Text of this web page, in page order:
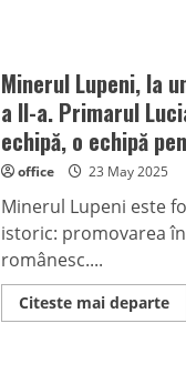
Minerul Lupeni, la
a II-a. Primarul
echipă, o echipă
office 23 May 2025
Minerul Lupeni este
istoric: promovarea
românesc....
Citeste mai departe